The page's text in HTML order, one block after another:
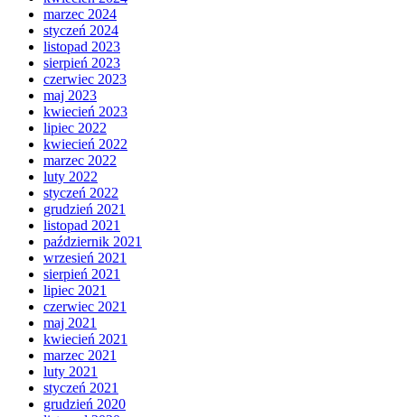
marzec 2024
styczeń 2024
listopad 2023
sierpień 2023
czerwiec 2023
maj 2023
kwiecień 2023
lipiec 2022
kwiecień 2022
marzec 2022
luty 2022
styczeń 2022
grudzień 2021
listopad 2021
październik 2021
wrzesień 2021
sierpień 2021
lipiec 2021
czerwiec 2021
maj 2021
kwiecień 2021
marzec 2021
luty 2021
styczeń 2021
grudzień 2020